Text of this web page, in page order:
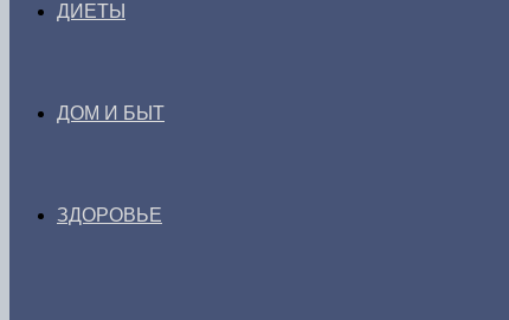
ДИЕТЫ
ДОМ И БЫТ
ЗДОРОВЬЕ